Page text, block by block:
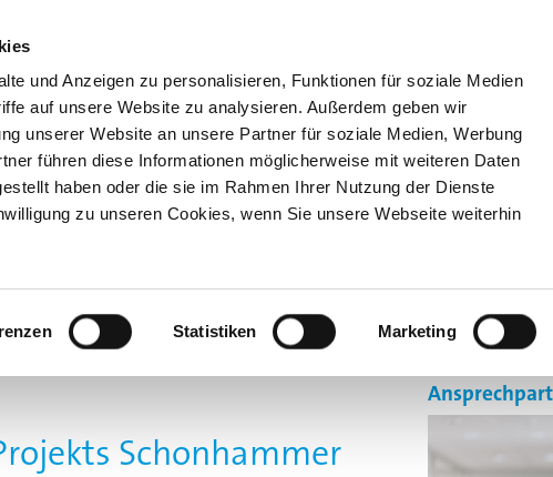
und Anzeigen zu personalisieren, Funktionen für soziale Medien
auf unsere Website zu analysieren. Außerdem geben wir
unserer Website an unsere Partner für soziale Medien, Werbung
führen diese Informationen möglicherweise mit weiteren Daten
haben oder die sie im Rahmen Ihrer Nutzung der Dienste
zu unseren Cookies, wenn Sie unsere Webseite weiterhin
Statistiken Marketing
Schonhammer